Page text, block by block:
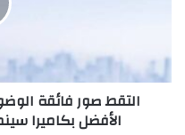
nova
9
الأفضل
الأفضل بكاميرا سينمائية